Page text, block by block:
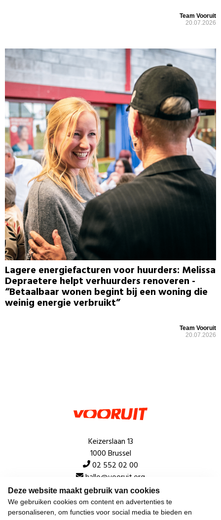
Deze website maakt gebruik van cookies
We gebruiken cookies om content en advertenties te
personaliseren, om functies voor social media te bieden en
Team Vooruit
20.07.2026
Lagere energiefacturen voor huurders: Melissa
Depraetere helpt verhuurders renoveren -
“Betaalbaar wonen begint bij een woning die
weinig energie verbruikt”
Team Vooruit
20.07.2026
Keizerslaan 13
1000 Brussel
02 552 02 00
hallo@vooruit.org
Snel